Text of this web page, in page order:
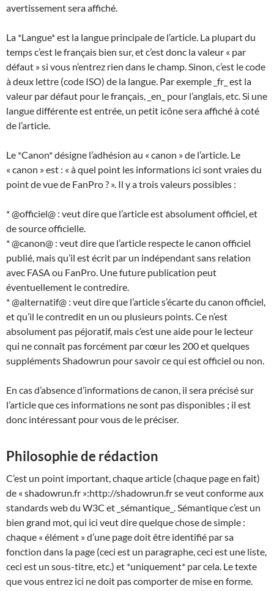
avertissement sera affiché.
La *Langue* est la langue principale de l’article. La plupart du
temps c’est le français bien sur, et c’est donc la valeur « par
défaut » si vous n’entrez rien dans le champ. Sinon, c’est le code
à deux lettre (code ISO) de la langue. Par exemple _fr_ est la
valeur par défaut pour le français, _en_ pour l’anglais, etc. Si une
langue différente est entrée, un petit icône sera affiché à coté
de l’article.
Le *Canon* désigne l’adhésion au « canon » de l’article. Le
« canon » est : « à quel point les informations ici sont vraies du
point de vue de FanPro ? ». Il y a trois valeurs possibles :
* @officiel@ : veut dire que l’article est absolument officiel, et
de source officielle.
* @canon@ : veut dire que l’article respecte le canon officiel
publié, mais qu’il est écrit par un indépendant sans relation
avec FASA ou FanPro. Une future publication peut
éventuellement le contredire.
* @alternatif@ : veut dire que l’article s’écarte du canon officiel,
et qu’il le contredit en un ou plusieurs points. Ce n’est
absolument pas péjoratif, mais c’est une aide pour le lecteur
qui ne connaît pas forcément par cœur les 200 et quelques
suppléments Shadowrun pour savoir ce qui est officiel ou non.
En cas d’absence d’informations de canon, il sera précisé sur
l’article que ces informations ne sont pas disponibles ; il est
donc intéressant pour vous de le préciser.
Philosophie de rédaction
C’est un point important, chaque article (chaque page en fait)
de « shadowrun.fr »:http://shadowrun.fr se veut conforme aux
standards web du W3C et _sémantique_. Sémantique c’est un
bien grand mot, qui ici veut dire quelque chose de simple :
chaque « élément » d’une page doit être identifié par sa
fonction dans la page (ceci est un paragraphe, ceci est une liste,
ceci est un sous-titre, etc.) et *uniquement* par cela. Le texte
que vous entrez ici ne doit pas comporter de mise en forme.